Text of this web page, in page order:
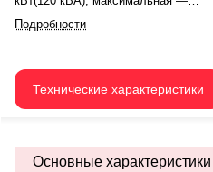
105.6 кВт (144 кВА). Двигатель
IVECO —, рядное, 4.0-
оборотов. Система охлаждения
— жидкостная. Частота
230/400 В, 50 Гц, . Расход
топлива: 20.4 л/ч при 75%..
Подробности
Технические характеристики
Основные характеристики